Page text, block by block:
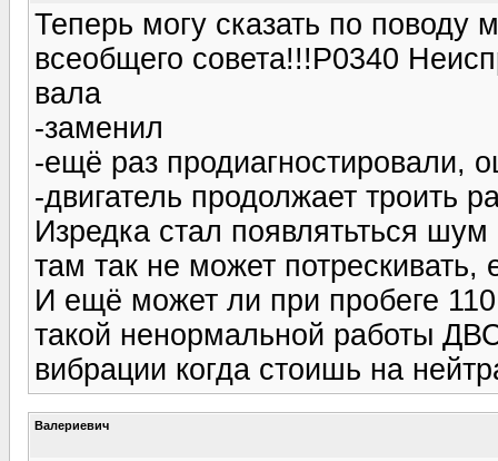
Теперь могу сказать по
всеобщего совета!!!P0340
вала
-заменил
-ещё раз продиагностировали,
-двигатель продолжает троить
Изредка стал появлятьться
там так не может
И ещё может ли при пробеге
такой ненормальной работы
вибрации когда стоишь на
Валериевич